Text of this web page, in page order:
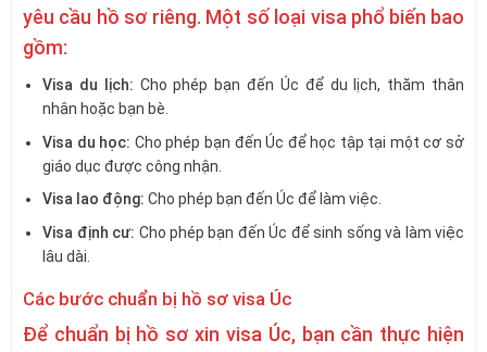
yêu cầu hồ sơ riêng. Một số loại visa phổ biến bao
gồm:
Visa du lịch: Cho phép bạn đến Úc để du lịch, thăm thân
nhân hoặc bạn bè.
Visa du học: Cho phép bạn đến Úc để học tập tại một cơ sở
giáo dục được công nhận.
Visa lao động: Cho phép bạn đến Úc để làm việc.
Visa định cư: Cho phép bạn đến Úc để sinh sống và làm việc
lâu dài.
Các bước chuẩn bị hồ sơ visa Úc
Để chuẩn bị hồ sơ xin visa Úc, bạn cần thực hiện